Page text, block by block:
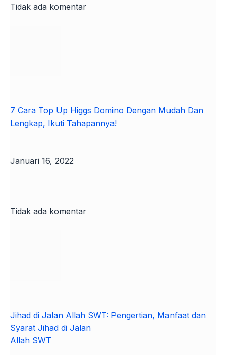
Tidak ada komentar
7 Cara Top Up Higgs Domino Dengan Mudah Dan
Lengkap, Ikuti Tahapannya!
Januari 16, 2022
Tidak ada komentar
Jihad di Jalan Allah SWT: Pengertian, Manfaat dan
Syarat Jihad di Jalan
Allah SWT